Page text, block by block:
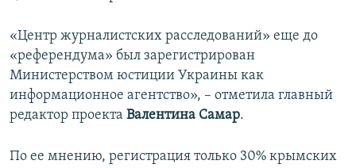
«Центр журналистских расследований» еще до
«референдума» был зарегистрирован
Министерством юстиции Украины как
информационное агентство», – отметила главный
редактор проекта Валентина Самар.
По ее мнению, регистрация только 30% крымских